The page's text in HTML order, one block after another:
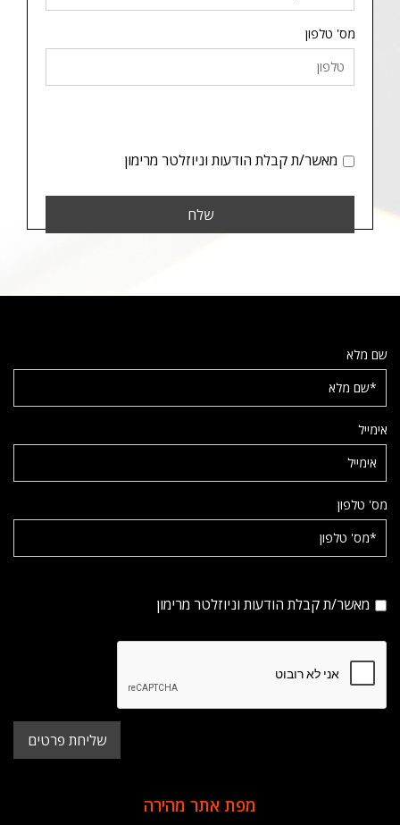
מס' טלפון
מאשר/ת קבלת הודעות וניוזלטר מרימון
שם מלא
אימייל
מס' טלפון
מאשר/ת קבלת הודעות וניוזלטר מרימון
מפת אתר מהירה